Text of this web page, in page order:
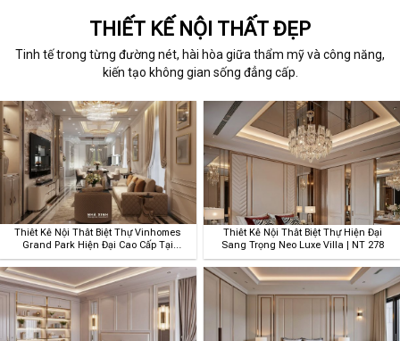
THIẾT KẾ NỘI THẤT ĐẸP
Tinh tế trong từng đường nét, hài hòa giữa thẩm mỹ và công năng,
kiến tạo không gian sống đẳng cấp.
Thiết Kế Nội Thất Biệt Thự Vinhomes
Grand Park Hiện Đại Cao Cấp Tại
Quận 9
Thiết Kế Nội Thất Biệt Thự Hiện Đại
Sang Trọng Neo Luxe Villa | NT 278